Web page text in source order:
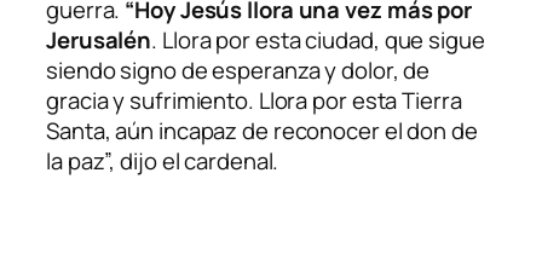
guerra. “Hoy Jesús llora una vez más por
Jerusalén. Llora por esta ciudad, que sigue
siendo signo de esperanza y dolor, de
gracia y sufrimiento. Llora por esta Tierra
Santa, aún incapaz de reconocer el don de
la paz”, dijo el cardenal.